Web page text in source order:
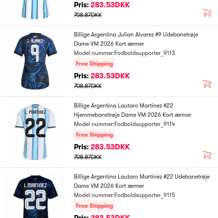
Pris: 283.53DKK
708.87DKK
Billige Argentina Julian Alvarez #9 Udebanetrøje
Dame VM 2026 Kort ærmer
Model nummer:Fodboldsupporter_9113
Free Shipping
Pris: 283.53DKK
708.87DKK
Billige Argentina Lautaro Martinez #22
Hjemmebanetrøje Dame VM 2026 Kort ærmer
Model nummer:Fodboldsupporter_9114
Free Shipping
Pris: 283.53DKK
708.87DKK
Billige Argentina Lautaro Martinez #22 Udebanetrøje
Dame VM 2026 Kort ærmer
Model nummer:Fodboldsupporter_9115
Free Shipping